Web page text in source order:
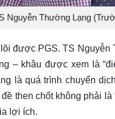
Nguyễn Thường Lạng
được PGS. TS
– khâu được xem là
là quá trình chuyển
then chốt không phải
lợi ích.